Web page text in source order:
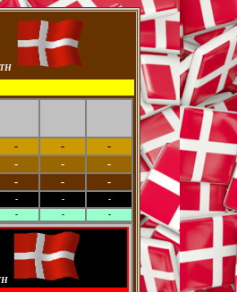
- -
-
- -
-
- -
-
- -
-
- - -